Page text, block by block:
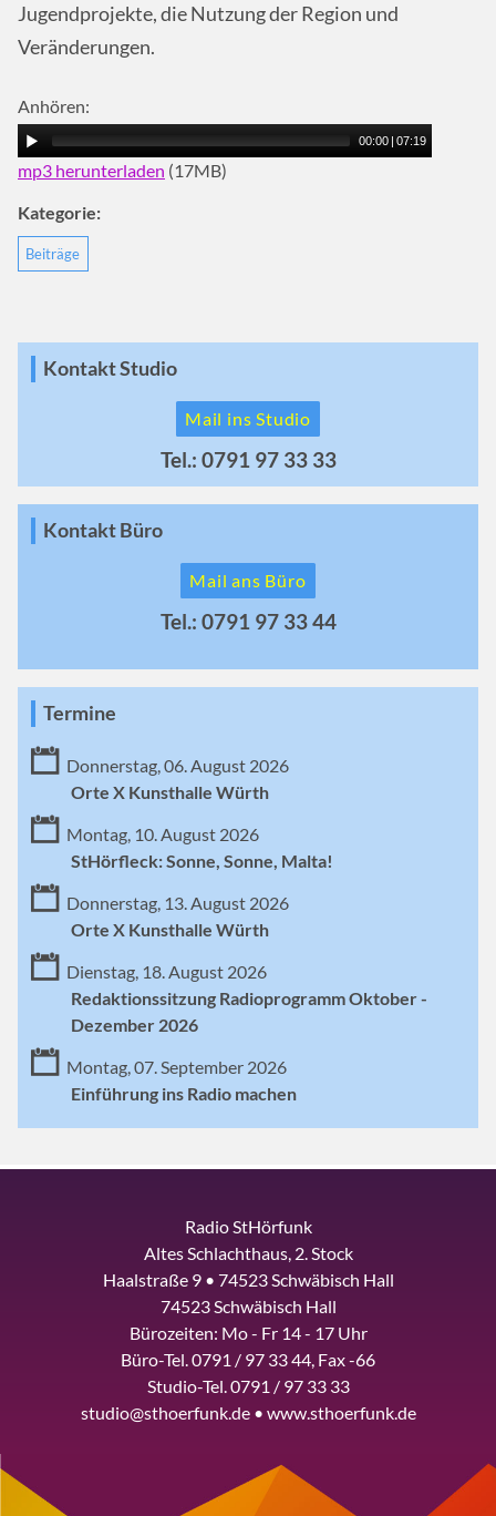
Jugendprojekte, die Nutzung der Region und
Veränderungen.
Anhören:
00:00 | 07:19
mp3 herunterladen (17MB)
Kategorie:
Beiträge
Kontakt Studio
Mail ins Studio
Tel.: 0791 97 33 33
Kontakt Büro
Mail ans Büro
Tel.: 0791 97 33 44
Termine
Donnerstag, 06. August 2026
Orte X Kunsthalle Würth
Montag, 10. August 2026
StHörfleck: Sonne, Sonne, Malta!
Donnerstag, 13. August 2026
Orte X Kunsthalle Würth
Dienstag, 18. August 2026
Redaktionssitzung Radioprogramm Oktober -
Dezember 2026
Montag, 07. September 2026
Einführung ins Radio machen
Radio StHörfunk
Altes Schlachthaus, 2. Stock
Haalstraße 9 • 74523 Schwäbisch Hall
74523 Schwäbisch Hall
Bürozeiten: Mo - Fr 14 - 17 Uhr
Büro-Tel. 0791 / 97 33 44, Fax -66
Studio-Tel. 0791 / 97 33 33
studio@sthoerfunk.de • www.sthoerfunk.de